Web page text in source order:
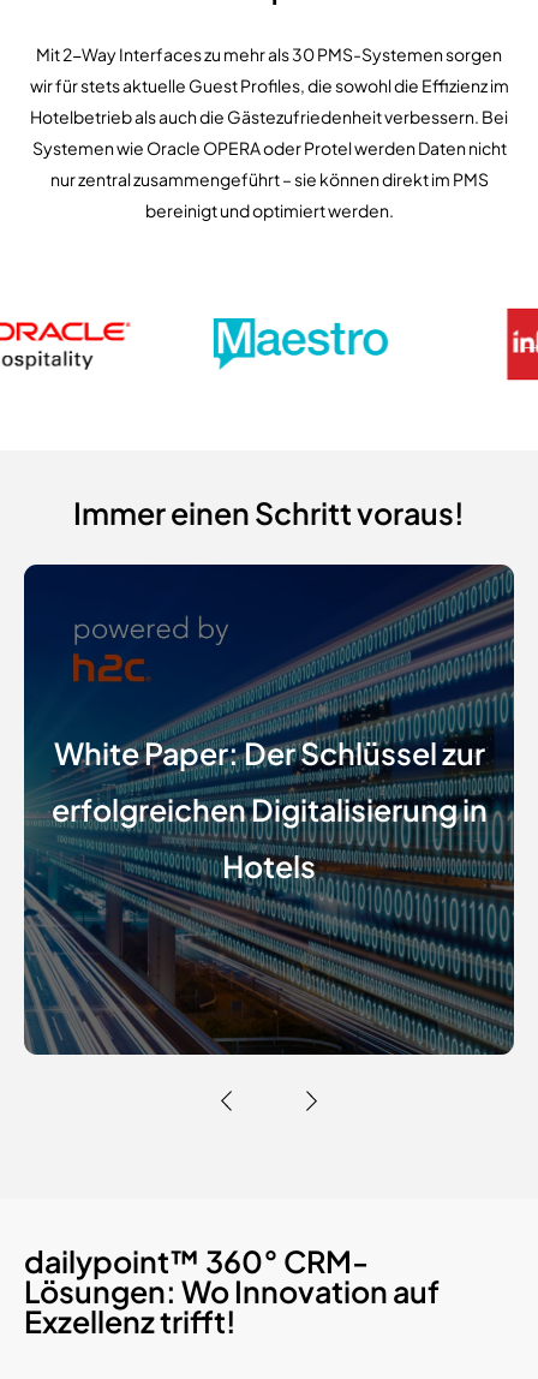
Mit 2-Way Interfaces zu mehr als 30 PMS-Systemen sorgen
wir für stets aktuelle Guest Profiles, die sowohl die Effizienz im
Hotelbetrieb als auch die Gästezufriedenheit verbessern. Bei
Systemen wie Oracle OPERA oder Protel werden Daten nicht
nur zentral zusammengeführt – sie können direkt im PMS
bereinigt und optimiert werden.
Immer einen Schritt voraus!
White Paper: Der Schlüssel zur
erfolgreichen Digitalisierung in
Hotels
dailypoint™ 360° CRM-
Lösungen: Wo Innovation auf
Exzellenz trifft!